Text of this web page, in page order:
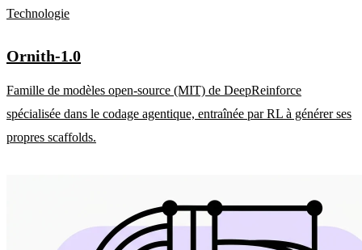
Technologie
Ornith-1.0
Famille de modèles open-source (MIT) de DeepReinforce
spécialisée dans le codage agentique, entraînée par RL à générer ses
propres scaffolds.